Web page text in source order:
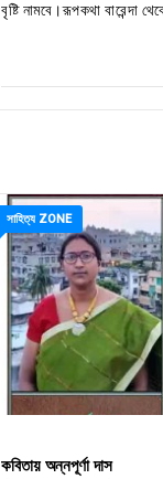
বৃষ্টি নামবে।রূপকথা বারেন্দা
সাহিত্য ZONE
কবিতায় অন্নপূর্ণা দাস